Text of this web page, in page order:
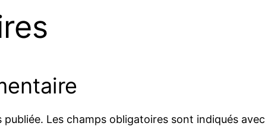
publiée. Les champs obligatoires sont indiqués avec